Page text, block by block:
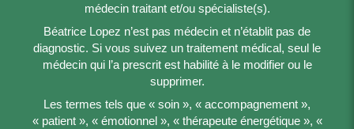
médecin traitant et/ou spécialiste(s).
Béatrice Lopez n’est pas médecin et n’établit pas de
diagnostic. Si vous suivez un traitement médical, seul le
médecin qui l’a prescrit est habilité à le modifier ou le
supprimer.
Les termes tels que « soin », « accompagnement »,
« patient », « émotionnel », « thérapeute énergétique », «